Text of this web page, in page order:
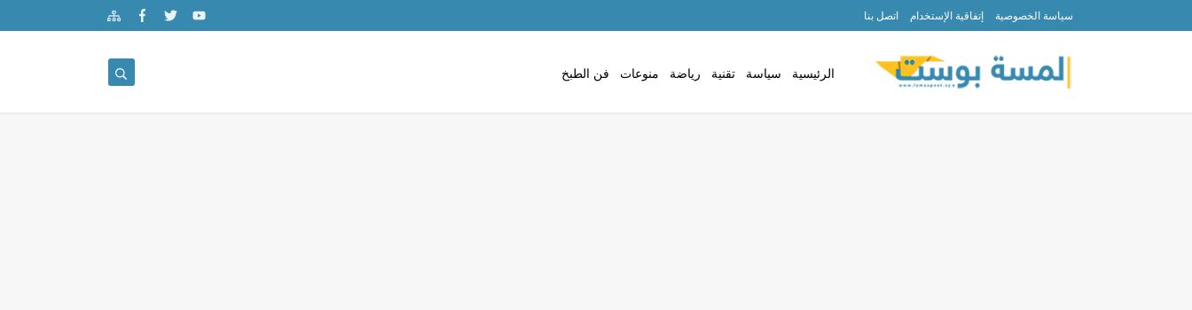
سياسة الخصوصية إتفاقية الإستخدام اتصل بنا
الرئيسية سياسة تقنية رياضة منوعات فن الطبخ